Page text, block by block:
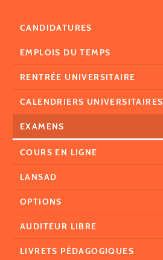
CANDIDATURES
EMPLOIS DU TEMPS
RENTRÉE UNIVERSITAIRE
CALENDRIERS UNIVERSITAIRES
EXAMENS
COURS EN LIGNE
LANSAD
OPTIONS
AUDITEUR LIBRE
LIVRETS PÉDAGOGIQUES